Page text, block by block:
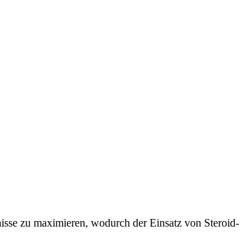
zu maximieren, wodurch der Einsatz von Steroid-